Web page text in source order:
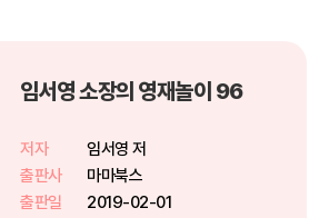
임서영 소장의 영재놀이 96
저자
임서영 저
출판사
마마북스
출판일
2019-02-01